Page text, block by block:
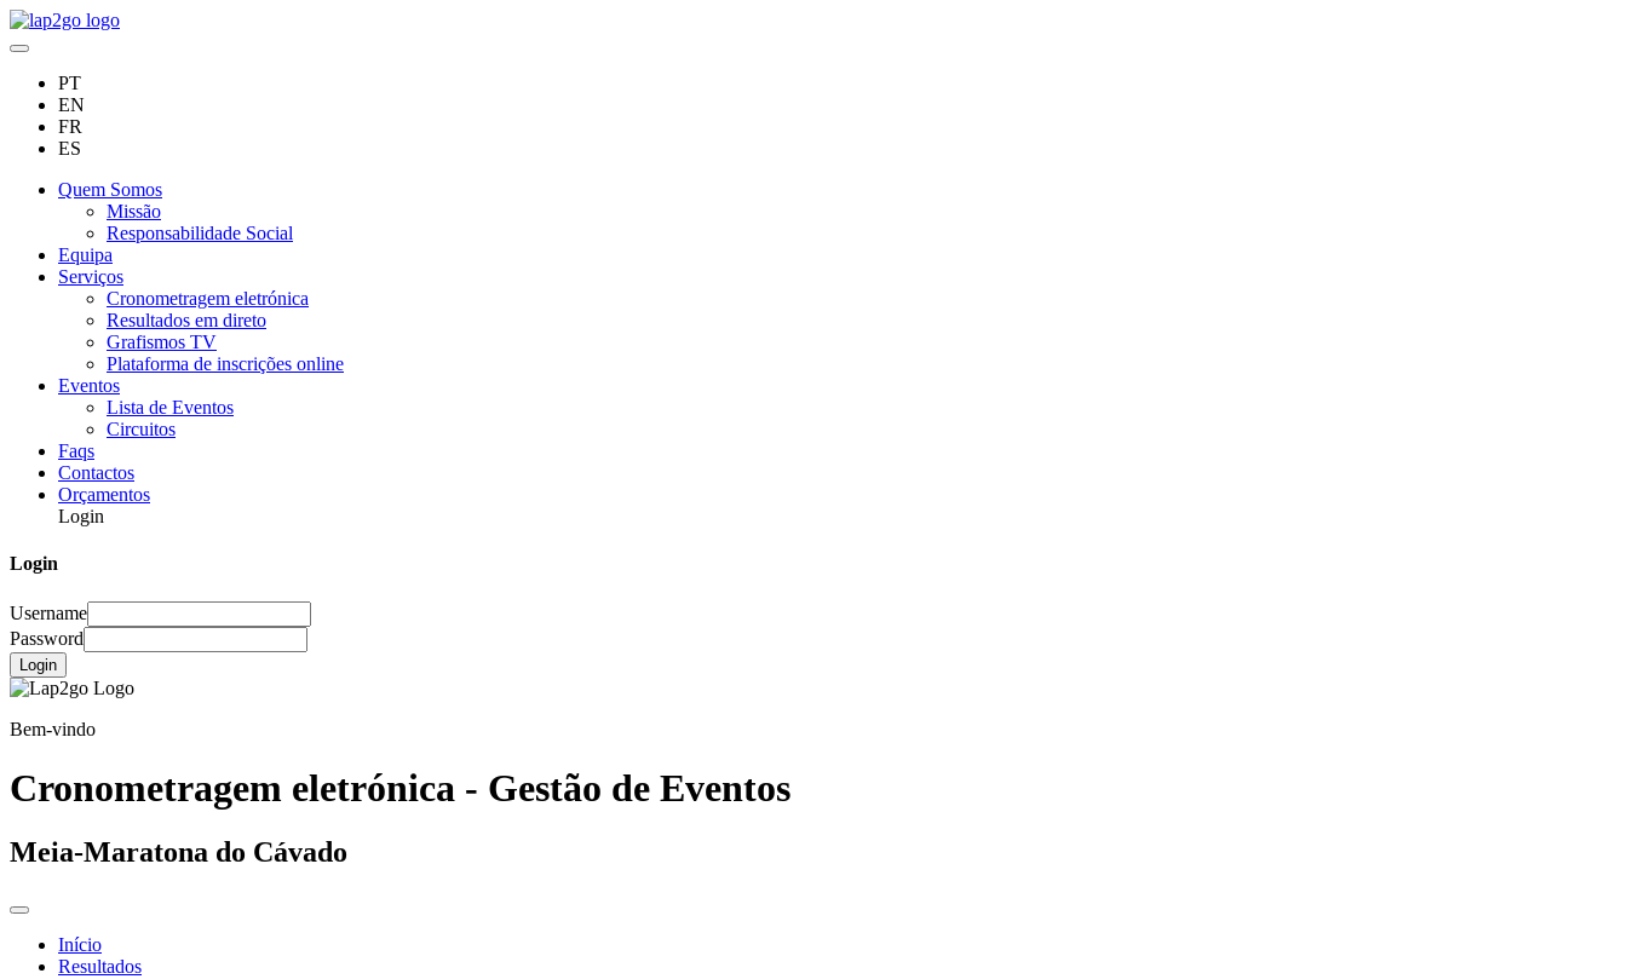
PT
EN
FR
ES
Quem Somos
Missão
Responsabilidade Social
Equipa
Serviços
Cronometragem eletrónica
Resultados em direto
Grafismos TV
Plataforma de inscrições online
Eventos
Lista de Eventos
Circuitos
Faqs
Contactos
Orçamentos
Login
Login
Username
Password
Login
Bem-vindo
Cronometragem eletrónica - Gestão de Eventos
Meia-Maratona do Cávado
Início
Resultados